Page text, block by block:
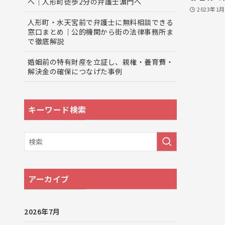
2023年1
人形町・水天宮前で弁護士に無料相談できる
窓口まとめ｜公的機関から街の法律事務所ま
で徹底解説
婚姻前の特有財産を立証し、親権・養育費・
解決金の確保につなげた事例
キーワード検索
アーカイブ
2026年7月